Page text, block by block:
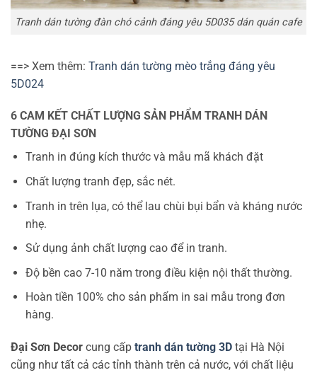
Tranh dán tường đàn chó cảnh đáng yêu 5D035 dán quán cafe
==> Xem thêm: Tranh dán tường mèo trắng đáng yêu
5D024
6 CAM KẾT CHẤT LƯỢNG SẢN PHẨM TRANH DÁN
TƯỜNG ĐẠI SƠN
Tranh in đúng kích thước và mẫu mã khách đặt
Chất lượng tranh đẹp, sắc nét.
Tranh in trên lụa, có thể lau chùi bụi bẩn và kháng nước
nhẹ.
Sử dụng ảnh chất lượng cao để in tranh.
Độ bền cao 7-10 năm trong điều kiện nội thất thường.
Hoàn tiền 100% cho sản phẩm in sai mẫu trong đơn
hàng.
Đại Sơn Decor cung cấp tranh dán tường 3D tại Hà Nội
cũng như tất cả các tỉnh thành trên cả nước, với chất liệu